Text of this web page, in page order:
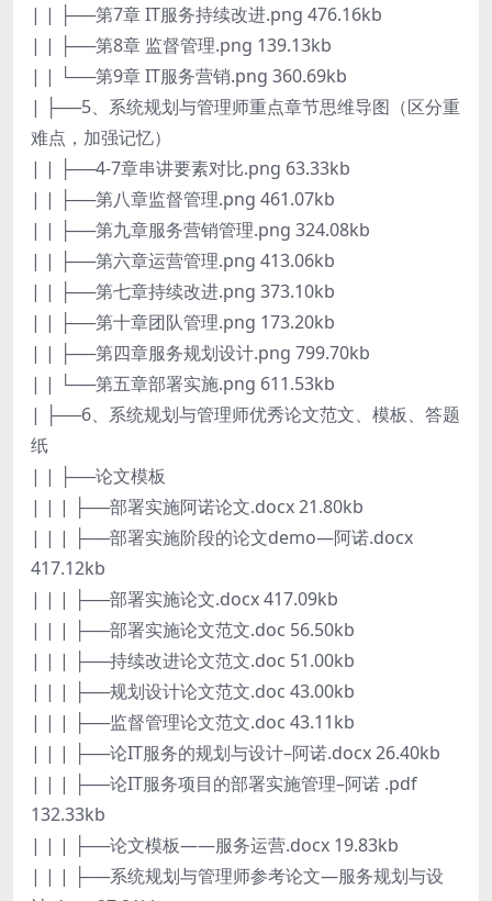
| | ├──第7章 IT服务持续改进.png 476.16kb
| | ├──第8章 监督管理.png 139.13kb
| | └──第9章 IT服务营销.png 360.69kb
| ├──5、系统规划与管理师重点章节思维导图（区分重
难点，加强记忆）
| | ├──4-7章串讲要素对比.png 63.33kb
| | ├──第八章监督管理.png 461.07kb
| | ├──第九章服务营销管理.png 324.08kb
| | ├──第六章运营管理.png 413.06kb
| | ├──第七章持续改进.png 373.10kb
| | ├──第十章团队管理.png 173.20kb
| | ├──第四章服务规划设计.png 799.70kb
| | └──第五章部署实施.png 611.53kb
| ├──6、系统规划与管理师优秀论文范文、模板、答题
纸
| | ├──论文模板
| | | ├──部署实施阿诺论文.docx 21.80kb
| | | ├──部署实施阶段的论文demo—阿诺.docx
417.12kb
| | | ├──部署实施论文.docx 417.09kb
| | | ├──部署实施论文范文.doc 56.50kb
| | | ├──持续改进论文范文.doc 51.00kb
| | | ├──规划设计论文范文.doc 43.00kb
| | | ├──监督管理论文范文.doc 43.11kb
| | | ├──论IT服务的规划与设计–阿诺.docx 26.40kb
| | | ├──论IT服务项目的部署实施管理–阿诺 .pdf
132.33kb
| | | ├──论文模板——服务运营.docx 19.83kb
| | | ├──系统规划与管理师参考论文—服务规划与设